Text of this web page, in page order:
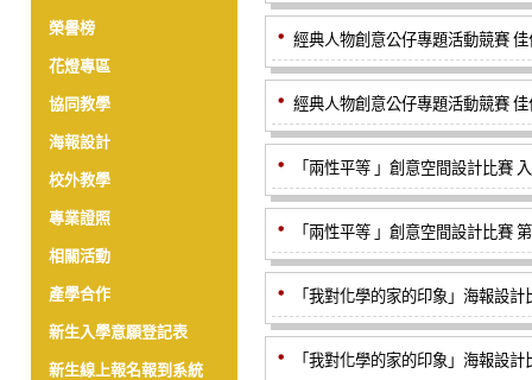
榮譽榜
花燈專區
協同教學
海報設計
校外教學
專業證照
相關活動
產學合作
新生入學意願登記表
新生線上報名報到系統
經典人物創意公仔專題活動競賽
經典人物創意公仔專題活動競賽
「兩性平等 」創意空間設計比賽
「兩性平等 」創意空間設計比賽
「我對化學的家的印象」海報設
「我對化學的家的印象」海報設